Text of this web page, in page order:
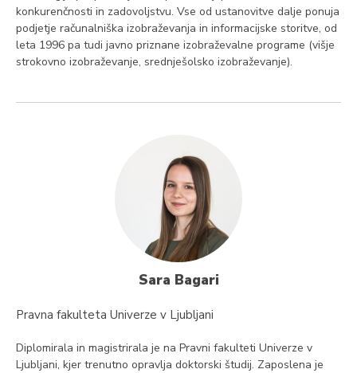
konkurenčnosti in zadovoljstvu. Vse od ustanovitve dalje ponuja
podjetje računalniška izobraževanja in informacijske storitve, od
leta 1996 pa tudi javno priznane izobraževalne programe (višje
strokovno izobraževanje, srednješolsko izobraževanje).
Sara Bagari
Pravna fakulteta Univerze v Ljubljani
Diplomirala in magistrirala je na Pravni fakulteti Univerze v
Ljubljani, kjer trenutno opravlja doktorski študij. Zaposlena je